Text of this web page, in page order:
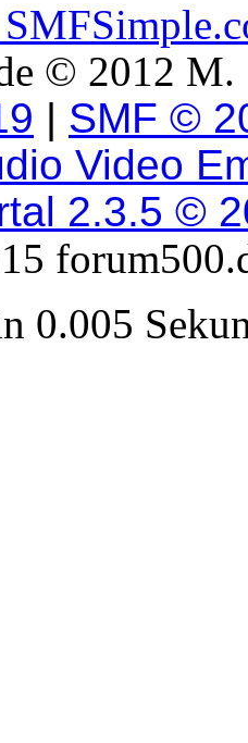
© 2012 M.
| SMF ©
Video
2.3.5 ©
0.005